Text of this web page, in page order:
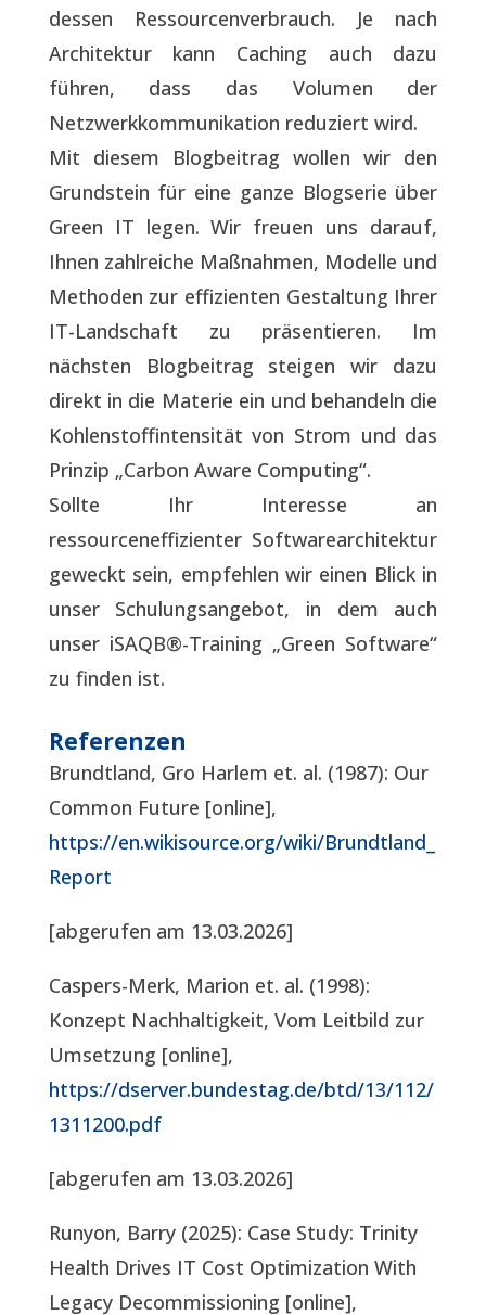
dessen Ressourcenverbrauch. Je nach
Architektur kann Caching auch dazu
führen, dass das Volumen der
Netzwerkkommunikation reduziert wird.
Mit diesem Blogbeitrag wollen wir den
Grundstein für eine ganze Blogserie über
Green IT legen. Wir freuen uns darauf,
Ihnen zahlreiche Maßnahmen, Modelle und
Methoden zur effizienten Gestaltung Ihrer
IT-Landschaft zu präsentieren. Im
nächsten Blogbeitrag steigen wir dazu
direkt in die Materie ein und behandeln die
Kohlenstoffintensität von Strom und das
Prinzip „Carbon Aware Computing“.
Sollte Ihr Interesse an
ressourceneffizienter Softwarearchitektur
geweckt sein, empfehlen wir einen Blick in
unser Schulungsangebot, in dem auch
unser iSAQB®-Training „Green Software“
zu finden ist.
Referenzen
Brundtland, Gro Harlem et. al. (1987): Our
Common Future [online],
https://en.wikisource.org/wiki/Brundtland_
Report
[abgerufen am 13.03.2026]
Caspers-Merk, Marion et. al. (1998):
Konzept Nachhaltigkeit, Vom Leitbild zur
Umsetzung [online],
https://dserver.bundestag.de/btd/13/112/
1311200.pdf
[abgerufen am 13.03.2026]
Runyon, Barry (2025): Case Study: Trinity
Health Drives IT Cost Optimization With
Legacy Decommissioning [online],